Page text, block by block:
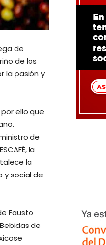
de
de los
la pasión y
ello que
de
la
la
y social de
Fausto
de